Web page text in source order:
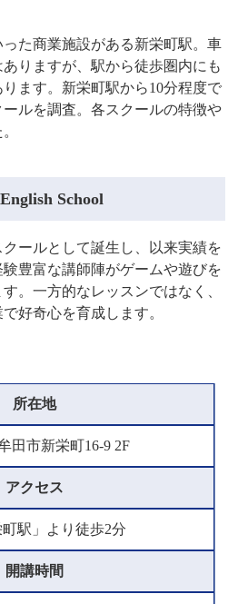
た商業施設がある新栄町駅。車
りますが、駅から徒歩圏内にも
ます。新栄町駅から10分程度で
ルを調査。各スクールの特徴や
School
ールとして誕生し、以来実績を
豊富な講師陣がゲームや遊びを
。一方的なレッスンではなく、
好奇心を育成します。
所在地
田市新栄町16-9 2F
アクセス
町駅」より徒歩2分
開講時間